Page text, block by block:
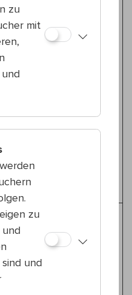
Feldhandler"
zu
mit
zu
und